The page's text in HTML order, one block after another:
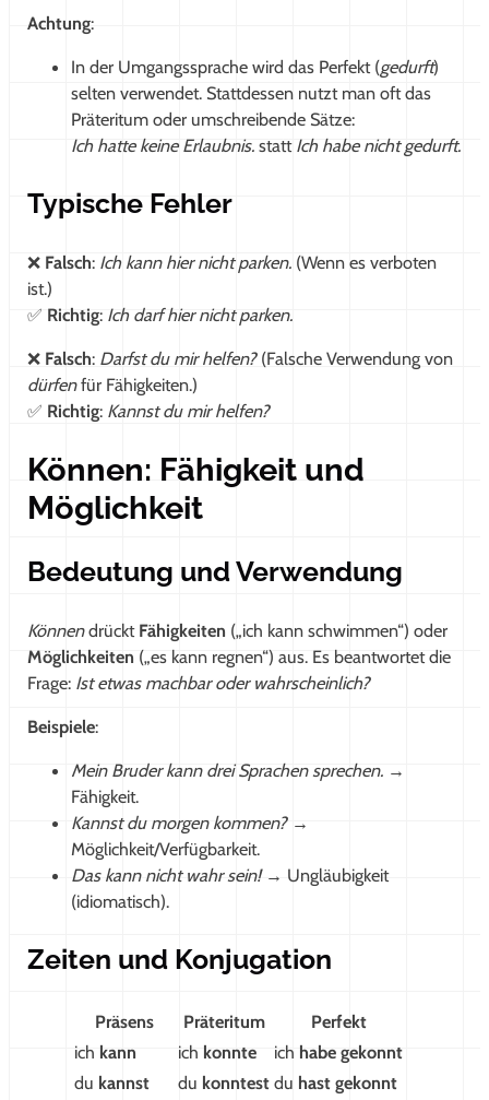
Achtung:
In der Umgangssprache wird das Perfekt (gedurft)
selten verwendet. Stattdessen nutzt man oft das
Präteritum oder umschreibende Sätze:
Ich hatte keine Erlaubnis. statt Ich habe nicht gedurft.
Typische Fehler
❌ Falsch: Ich kann hier nicht parken. (Wenn es verboten
ist.)
✅ Richtig: Ich darf hier nicht parken.
❌ Falsch: Darfst du mir helfen?(Falsche Verwendung von
dürfenfür Fähigkeiten.)
✅ Richtig: Kannst du mir helfen?
Können: Fähigkeit und
Möglichkeit
Bedeutung und Verwendung
Könnendrückt Fähigkeiten („ich kann schwimmen“) oder
Möglichkeiten („es kann regnen“) aus. Es beantwortet die
Frage: Ist etwas machbar oder wahrscheinlich?
Beispiele:
Mein Bruder kann drei Sprachen sprechen. →
Fähigkeit.
Kannst du morgen kommen?→
Möglichkeit/Verfügbarkeit.
Das kann nicht wahr sein!→ Ungläubigkeit
(idiomatisch).
Zeiten und Konjugation
Präsens Präteritum
Perfekt
ichkann ichkonnte ichhabe gekonnt
du kannst du konntest du hast gekonnt